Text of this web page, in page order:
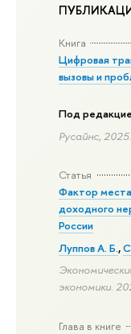
Книга
Цифровая
вызовы и
Под
Русайнс, 2025.
Статья
Фактор места
доходного
России
Луппов А. Б.,
экономики.
Глава в книге